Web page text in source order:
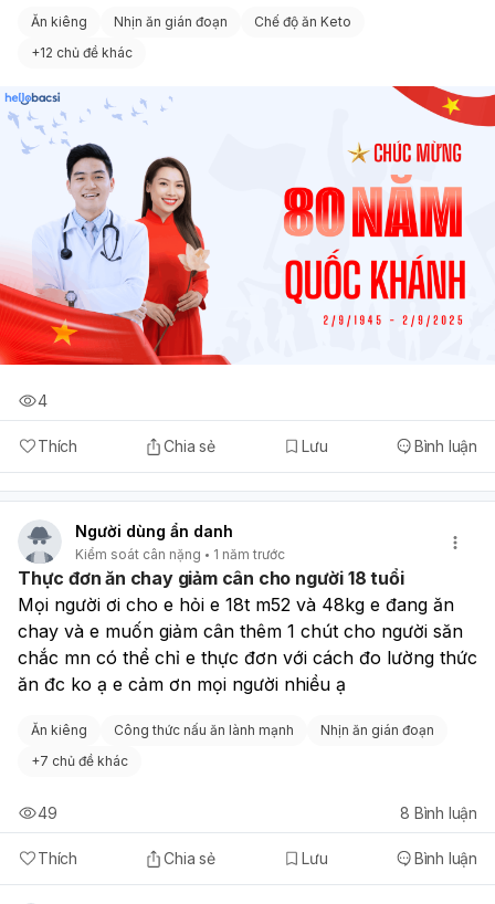
Ăn kiêng Nhịn ăn gián đoạn
Chế độ ăn Keto
+12 chủ đề khác
Thích Chia sẻ Lưu Bình luận
4
Người dùng ẩn danh
Kiểm soát cân nặng 1 năm trước
Thực đơn ăn chay giảm cân cho người 18 tuổi
Mọi người ơi cho e hỏi e 18t m52 và 48kg e đang ăn
chay và e muốn giảm cân thêm 1 chút cho người săn
chắc mn có thể chỉ e thực đơn với cách đo lường thức
ăn đc ko ạ e cảm ơn mọi người nhiều ạ
Ăn kiêng Công thức nấu ăn lành mạnh
Nhịn ăn gián đoạn
+7 chủ đề khác
Thích Chia sẻ Lưu Bình luận
49 8 Bình luận